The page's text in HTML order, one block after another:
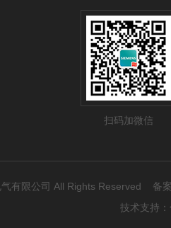
扫码加微信
有限公司 All Rights Reserved 备案
技术支持：